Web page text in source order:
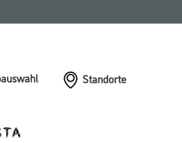
Standorte